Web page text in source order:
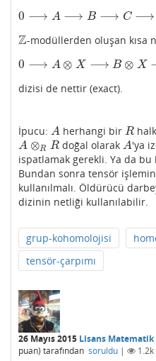
0 ⟶ A ⟶ B ⟶ C ⟶
0⟶A⟶B⟶C⟶0
Z
Z -modüllerden oluşan kısa
0 ⟶ A ⊗ X ⟶ B ⊗ X
0⟶A⊗X⟶B⊗ X⟶
dizisi de nettir (exact).
İpucu: A
A herhangi bir R
R
A ⊗R R
A⊗RR doğal olarakA
A 'ya
ispatlamak gerekli. Ya da
Bundan sonra tensör
kullanılmalı. Öldürücü
dizinin netliği kullanılabilir.
grup-kohomolojisi
tensör-çarpımı
26 Mayıs 2015 Lisans Matematik
puan) tarafından soruldu | 1.2k